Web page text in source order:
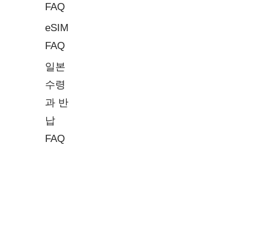
FAQ
eSIM
FAQ
일본
수령
과 반
납
FAQ